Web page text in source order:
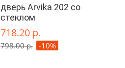
дверь Arvika 202 со
стеклом
718.20 р.
798.00 р. -10%